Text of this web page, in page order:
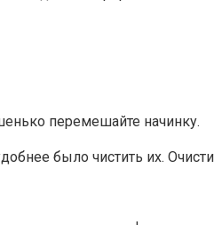
перемешайте начинку.
было чистить их.